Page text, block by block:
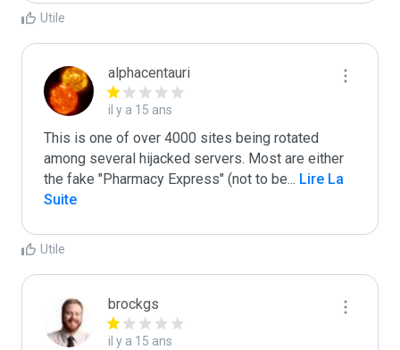
Utile
alphacentauri
il y a 15 ans
This is one of over 4000 sites being rotated
among several hijacked servers. Most are either
the fake "Pharmacy Express" (not to be... Lire La
Suite
Utile
brockgs
il y a 15 ans